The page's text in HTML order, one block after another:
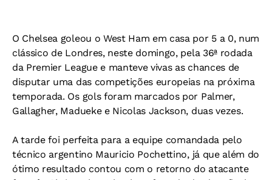
O Chelsea goleou o West Ham em casa por 5 a 0, num
clássico de Londres, neste domingo, pela 36ª rodada
da Premier League e manteve vivas as chances de
disputar uma das competições europeias na próxima
temporada. Os gols foram marcados por Palmer,
Gallagher, Madueke e Nicolas Jackson, duas vezes.
A tarde foi perfeita para a equipe comandada pelo
técnico argentino Mauricio Pochettino, já que além do
ótimo resultado contou com o retorno do atacante